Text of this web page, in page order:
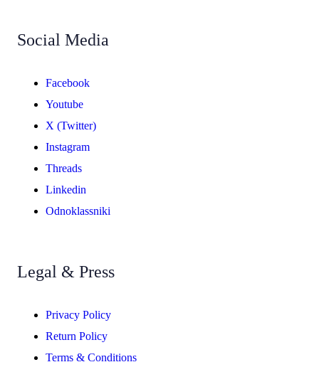
Social Media
Facebook
Youtube
X (Twitter)
Instagram
Threads
Linkedin
Odnoklassniki
Legal & Press
Privacy Policy
Return Policy
Terms & Conditions